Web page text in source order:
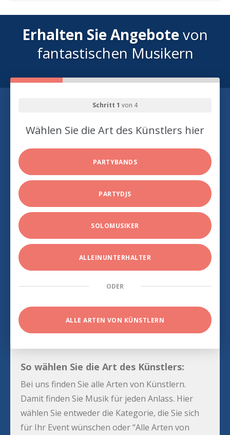
Erhalten Sie Angebotevon
fantastischen Musikern
Schritt 1 von 4
Wählen Sie die Art des Künstlers hier
PARTYBANDS
PARTYDJS
SOLOMUSIKER
ALLEINUNTERHALTER
ODER
ALLE ARTEN VON KÜNSTLERN
So wählen Sie die Art des Künstlers:
Bei uns finden Sie alle Arten von Künstlern.
Damit finden Sie Musik für jeden Anlass. Hier
wählen Sie entweder die Kategorie, die Sie sich
für Ihr Event wünschen oder “Alle Arten von